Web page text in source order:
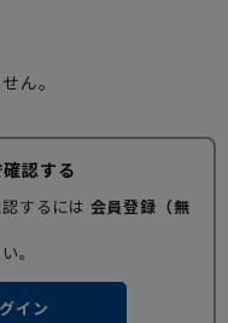
ん。
認する
するには 会員登録（無
。
イン